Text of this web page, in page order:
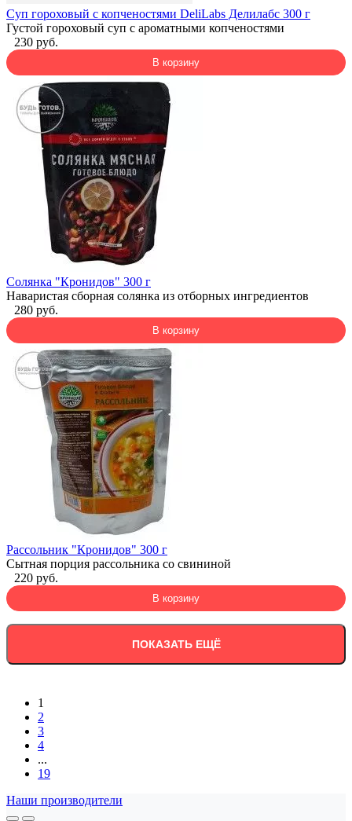
Суп гороховый с копченостями DeliLabs Делилабс 300 г
Густой гороховый суп с ароматными копченостями
230 руб.
В корзину
Солянка "Кронидов" 300 г
Наваристая сборная солянка из отборных ингредиентов
280 руб.
В корзину
Рассольник "Кронидов" 300 г
Сытная порция рассольника со свининой
220 руб.
В корзину
ПОКАЗАТЬ ЕЩЁ
1
2
3
4
...
19
Наши производители